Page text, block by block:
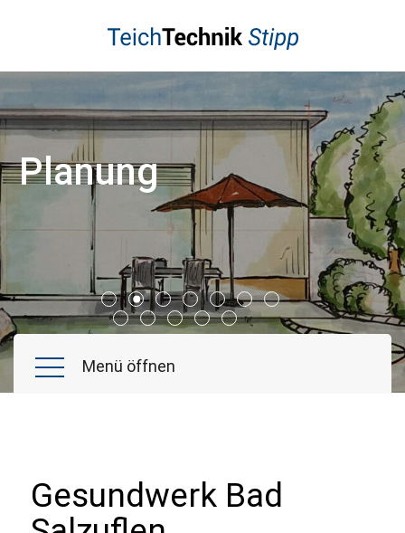
Planung
Schwimmteich
Naturpool
Poolbau
Gartenteiche
Wasserspiele
Referenzen
Aktuelles
Gesundwerk Bad